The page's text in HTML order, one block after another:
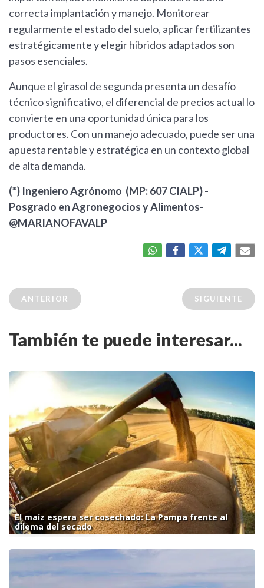
correcta implantación y manejo. Monitorear
regularmente el estado del suelo, aplicar fertilizantes
estratégicamente y elegir híbridos adaptados son
pasos esenciales.
Aunque el girasol de segunda presenta un desafío
técnico significativo, el diferencial de precios actual lo
convierte en una oportunidad única para los
productores. Con un manejo adecuado, puede ser una
apuesta rentable y estratégica en un contexto global
de alta demanda.
(*) Ingeniero Agrónomo (MP: 607 CIALP) -
Posgrado en Agronegocios y Alimentos-
@MARIANOFAVALP
ANTERIOR SIGUIENTE
También te puede interesar...
El maíz espera ser cosechado: La Pampa frente al
dilema del secado